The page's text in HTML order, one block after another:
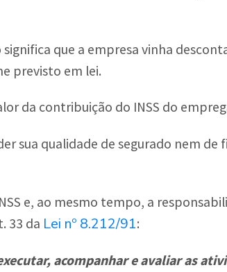
que a empresa vinha
previsto em lei.
da contribuição do INSS do
sua qualidade de segurado nem de
e, ao mesmo tempo, a
33 da Lei nº 8.212/91:
acompanhar e avaliar as